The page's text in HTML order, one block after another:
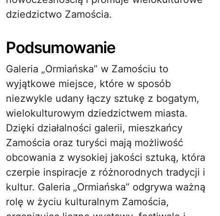
dziedzictwo Zamościa.
Podsumowanie
Galeria „Ormiańska” w Zamościu to
wyjątkowe miejsce, które w sposób
niezwykle udany łączy sztukę z bogatym,
wielokulturowym dziedzictwem miasta.
Dzięki działalności galerii, mieszkańcy
Zamościa oraz turyści mają możliwość
obcowania z wysokiej jakości sztuką, która
czerpie inspiracje z różnorodnych tradycji i
kultur. Galeria „Ormiańska” odgrywa ważną
rolę w życiu kulturalnym Zamościa,